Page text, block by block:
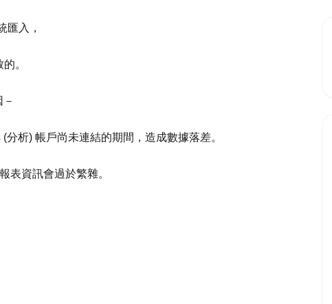
匯入，
。
析) 帳戶尚未連結的期間，造成數據落差。
表資訊會過於繁雜。